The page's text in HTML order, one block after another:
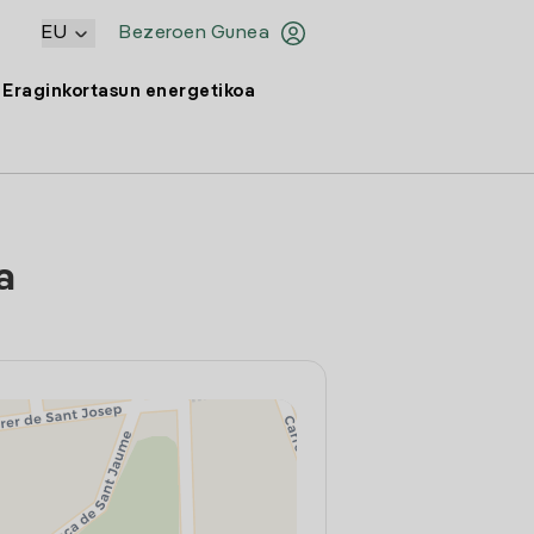
Bezeroen Gunea
EU
Eraginkortasun energetikoa